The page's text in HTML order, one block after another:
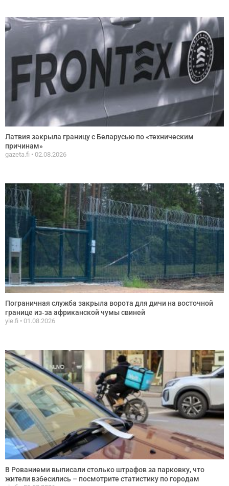
Латвия закрыла границу с Беларусью по «техническим
причинам»
gazeta.fi 02.08.2026
Пограничная служба закрыла ворота для дичи на восточной
границе из‑за африканской чумы свиней
yle.fi 01.08.2026
В Рованиеми выписали столько штрафов за парковку, что
жители взбесились – посмотрите статистику по городам